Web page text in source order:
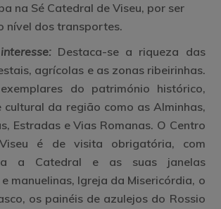
na Sé Catedral de Viseu, por ser
nível dos transportes.
Destaca-se a riqueza das
agrícolas e as zonas ribeirinhas.
do património histórico,
cultural da região como as Alminhas,
Estradas e Vias Romanas. O Centro
é de visita obrigatória, com
a Catedral e as suas janelas
manuelinas, Igreja da Misericórdia, o
os painéis de azulejos do Rossio